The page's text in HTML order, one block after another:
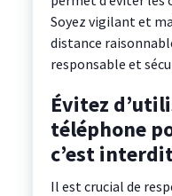
Soyez vigilant et
distance
responsable et
Évitez
téléphone
c’est
Il est crucial de